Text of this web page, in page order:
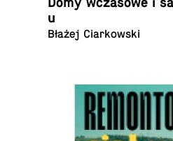
u
Błażej Ciarkowski